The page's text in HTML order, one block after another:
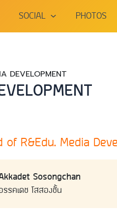
SOCIAL PHOTOS
DEVELOPMENT
of R&Edu. Media
Sosongchan
รรคเดช โสสองชั้น